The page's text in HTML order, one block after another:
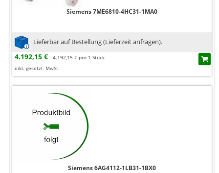
Siemens 7ME6810-4HC31-1MA0
Lieferbar auf Bestellung (Lieferzeit anfragen).
4.192,15 €
4.192,15 € pro 1 Stück
inkl. gesetzl. MwSt.
Siemens 6AG4112-1LB31-1BX0